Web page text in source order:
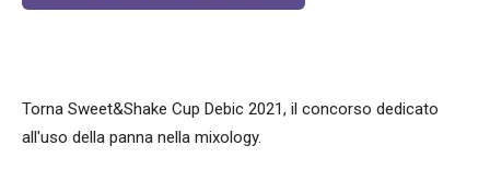
Torna Sweet&Shake Cup Debic 2021, il concorso dedicato
all'uso della panna nella mixology.